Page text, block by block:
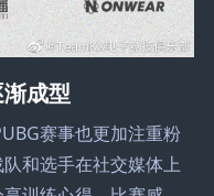
成型
赛事也更加注重粉
和选手在社交媒体上